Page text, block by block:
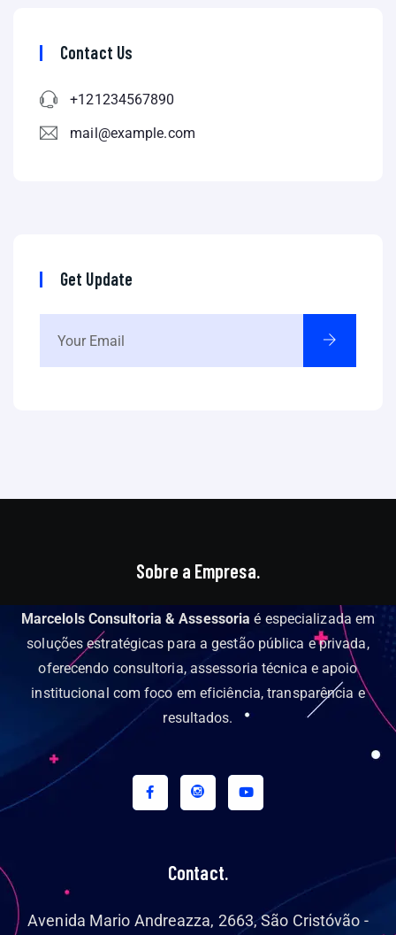
Contact Us
+121234567890
mail@example.com
Get Update
Sobre a Empresa.
Marcelols Consultoria & Assessoria é especializada em
soluções estratégicas para a gestão pública e privada,
oferecendo consultoria, assessoria técnica e apoio
institucional com foco em eficiência, transparência e
resultados.
Contact.
Avenida Mario Andreazza, 2663, São Cristóvão -